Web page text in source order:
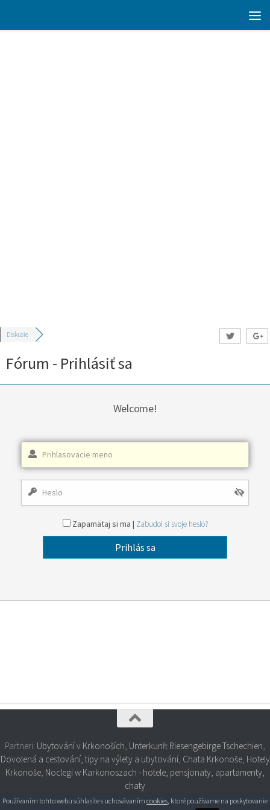
Diskusie
Fórum - Prihlásiť sa
Welcome!
Zapamätaj si ma | Zabudol si svoje heslo?
Partneri: Ubytování v Krkonoších Unterkunft Riesengebirge Tschechien
Dovolená a cestování, tipy na výlety a ubytování, Chata Krkonoše, Hotely
Krkonoše Noclegi w Karkonoszach - hotele, pensjonaty, apartamenty,
chaty
Používaním tohto webu súhlasíte s uchovávaním cookies, ktoré používame na poskytovanie